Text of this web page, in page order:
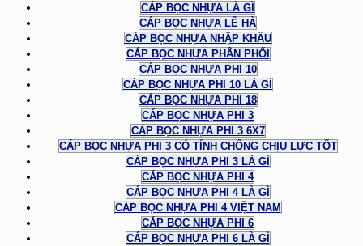
CÁP BỌC NHỰA LÀ GÌ
CÁP BỌC NHỰA LÊ HÀ
CÁP BỌC NHỰA NHẬP KHẨU
CÁP BỌC NHỰA PHÂN PHỐI
CÁP BỌC NHỰA PHI 10
CÁP BỌC NHỰA PHI 10 LÀ GÌ
CÁP BỌC NHỰA PHI 18
CÁP BỌC NHỰA PHI 3
CÁP BỌC NHỰA PHI 3 6X7
CÁP BỌC NHỰA PHI 3 CÓ TÍNH CHỐNG CHỊU LỰC TỐT
CÁP BỌC NHỰA PHI 3 LÀ GÌ
CÁP BỌC NHỰA PHI 4
CÁP BỌC NHỰA PHI 4 LÀ GÌ
CÁP BỌC NHỰA PHI 4 VIỆT NAM
CÁP BỌC NHỰA PHI 6
CÁP BỌC NHỰA PHI 6 LÀ GÌ